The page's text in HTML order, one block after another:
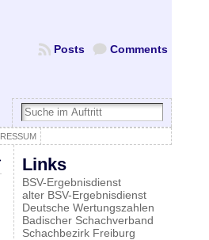
Comments
Posts
Links
BSV-Ergebnisdienst
alter BSV-Ergebnisdienst
Deutsche Wertungszahlen
Badischer Schachverband
Schachbezirk Freiburg